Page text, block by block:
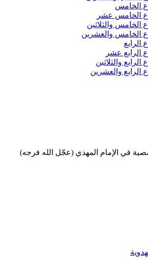
الخامس
الخامس عشر
الخامس والثلاثين
الخامس والعشرين
الرابع
الرابع عشر
الرابع والثلاثين
الرابع والعشرين
في الإمام المهدي (عجّل الله فرجه)